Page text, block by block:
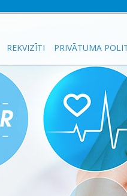
REKVIZĪTI PRIVĀTUMA